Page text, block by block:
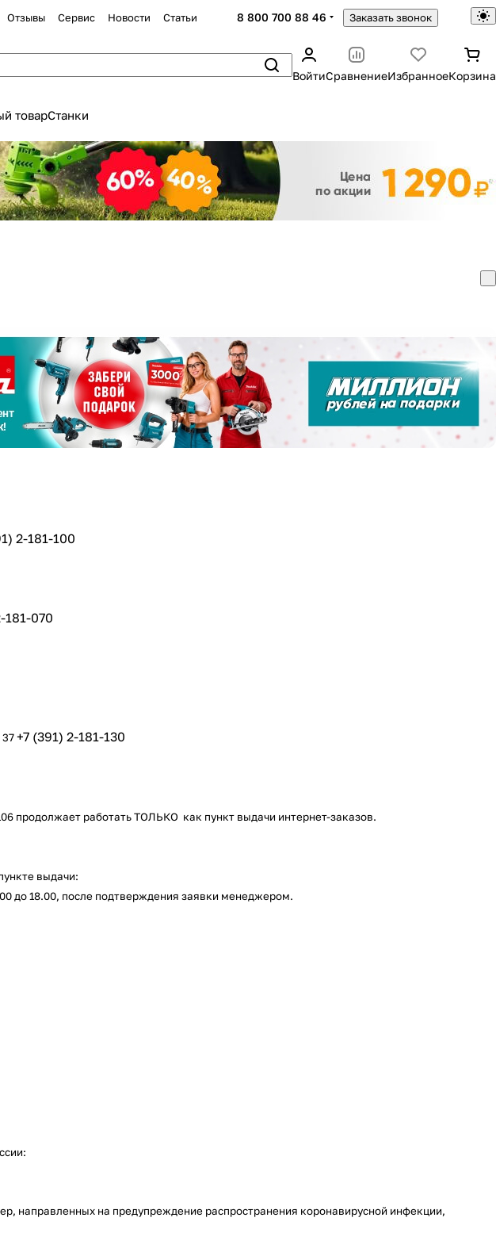
Отзывы Сервис Новости Статьи 8 800 700 88 46 Заказать звонок
ВойтиСравнениеИзбранноеКорзина
товарСтанки
2-181-100
181-070
+7 (391) 2-181-130
продолжает работать ТОЛЬКО как пункт выдачи интернет-заказов.
выдачи:
до 18.00, после подтверждения заявки менеджером.
направленных на предупреждение распространения коронавирусной инфекции,
2 недели
51